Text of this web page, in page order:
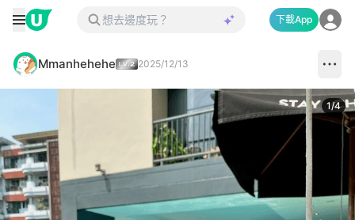
下載App
Mmanhehehe 2025/12/13
1/4